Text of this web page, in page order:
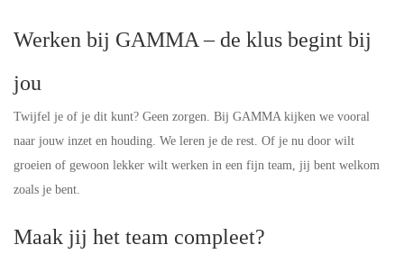
Werken bij GAMMA – de klus begint bij
jou
Twijfel je of je dit kunt? Geen zorgen. Bij GAMMA kijken we vooral
naar jouw inzet en houding. We leren je de rest. Of je nu door wilt
groeien of gewoon lekker wilt werken in een fijn team, jij bent welkom
zoals je bent.
Maak jij het team compleet?